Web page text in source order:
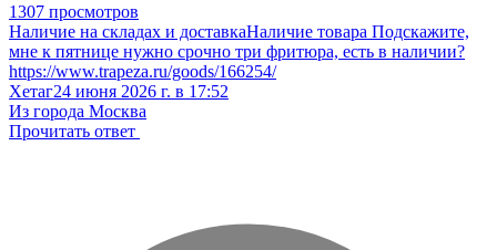
1307 просмотров
Наличие на складах и доставкаНаличие товара Подскажите,
мне к пятнице нужно срочно три фритюра, есть в наличии?
https://www.trapeza.ru/goods/166254/
Хетаг24 июня 2026 г. в 17:52
Из города Москва
Прочитать ответ